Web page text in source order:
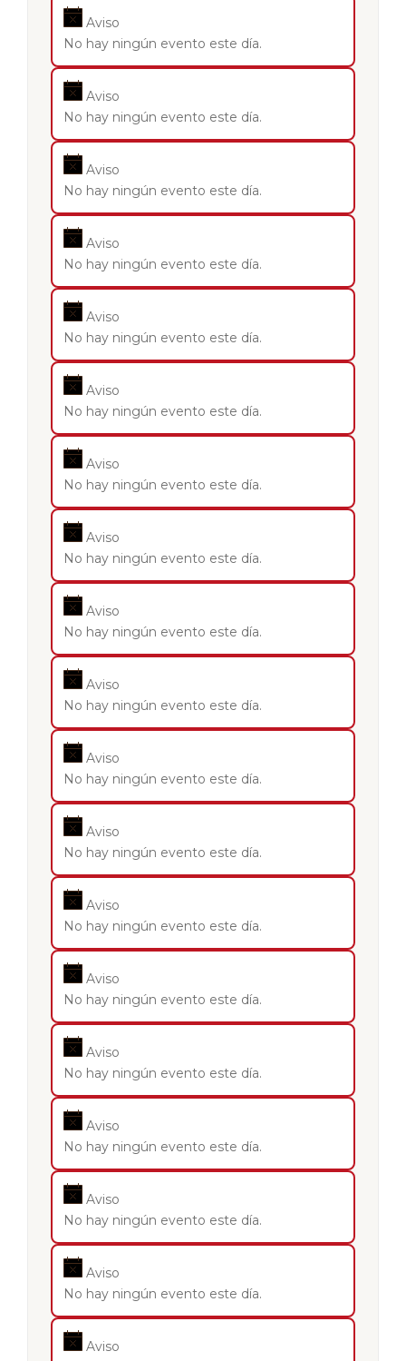
Aviso
No hay ningún evento este día.
Aviso
No hay ningún evento este día.
Aviso
No hay ningún evento este día.
Aviso
No hay ningún evento este día.
Aviso
No hay ningún evento este día.
Aviso
No hay ningún evento este día.
Aviso
No hay ningún evento este día.
Aviso
No hay ningún evento este día.
Aviso
No hay ningún evento este día.
Aviso
No hay ningún evento este día.
Aviso
No hay ningún evento este día.
Aviso
No hay ningún evento este día.
Aviso
No hay ningún evento este día.
Aviso
No hay ningún evento este día.
Aviso
No hay ningún evento este día.
Aviso
No hay ningún evento este día.
Aviso
No hay ningún evento este día.
Aviso
No hay ningún evento este día.
Aviso